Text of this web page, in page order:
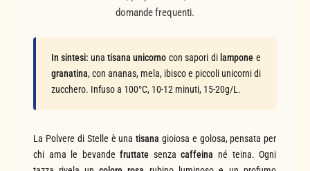
domande frequenti.
In sintesi: unatisana unicorno con sapori di lampone e
granatina, con ananas, mela, ibisco e piccoli unicorni di
zucchero. Infuso a 100°C, 10-12 minuti, 15-20g/L.
La Polvere di Stelle è unatisana gioiosa e golosa, pensata per
chi ama le bevandefruttate senzacaffeina né teina. Ogni